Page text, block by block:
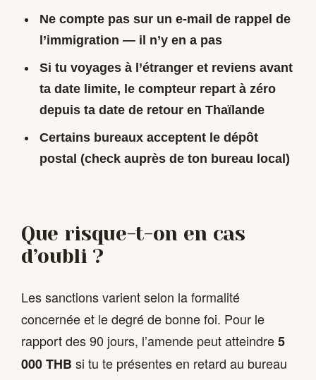
Ne compte pas sur un e-mail de rappel de
l’immigration — il n’y en a pas
Si tu voyages à l’étranger et reviens avant
ta date limite, le compteur repart à zéro
depuis ta date de retour en Thaïlande
Certains bureaux acceptent le dépôt
postal (check auprès de ton bureau local)
Que risque-t-on en cas
d’oubli ?
Les sanctions varient selon la formalité
concernée et le degré de bonne foi. Pour le
rapport des 90 jours, l’amende peut atteindre5
000 THB si tu te présentes en retard au bureau